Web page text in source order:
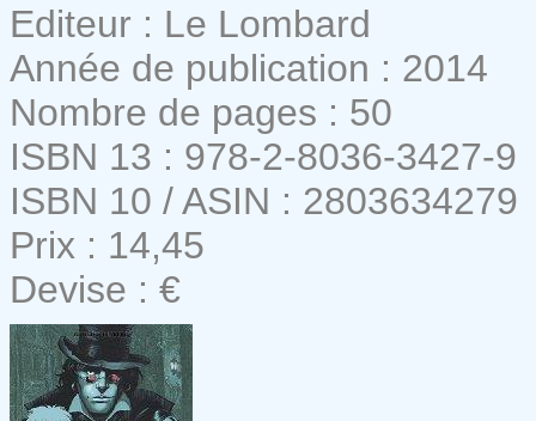
Editeur : Le Lombard
Année de publication : 2014
Nombre de pages : 50
ISBN 13 : 978-2-8036-3427-9
ISBN 10 / ASIN : 2803634279
Prix : 14,45
Devise : €